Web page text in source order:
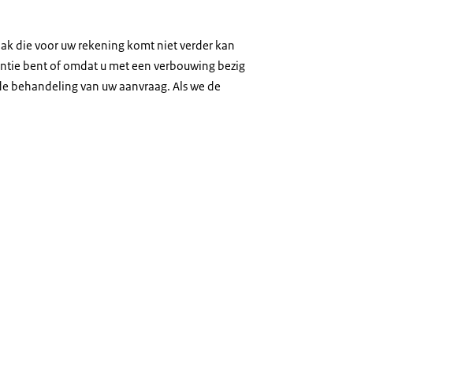
die voor uw rekening komt niet verder kan
bent of omdat u met een verbouwing bezig
behandeling van uw aanvraag. Als we de